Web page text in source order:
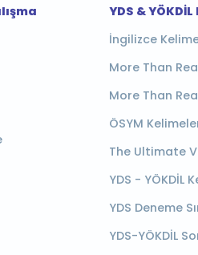
YDS &
İngilizce
More Than
More Than
ÖSYM
The Ultimate
YDS - YÖKDİL
YDS Deneme
YDS-YÖKDİL